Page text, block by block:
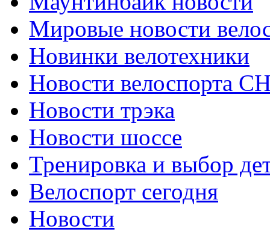
Мировые новости
Новинки велотехники
Новости велоспорта
Новости трэка
Новости шоссе
Тренировка и выбор
Велоспорт сегодня
Новости